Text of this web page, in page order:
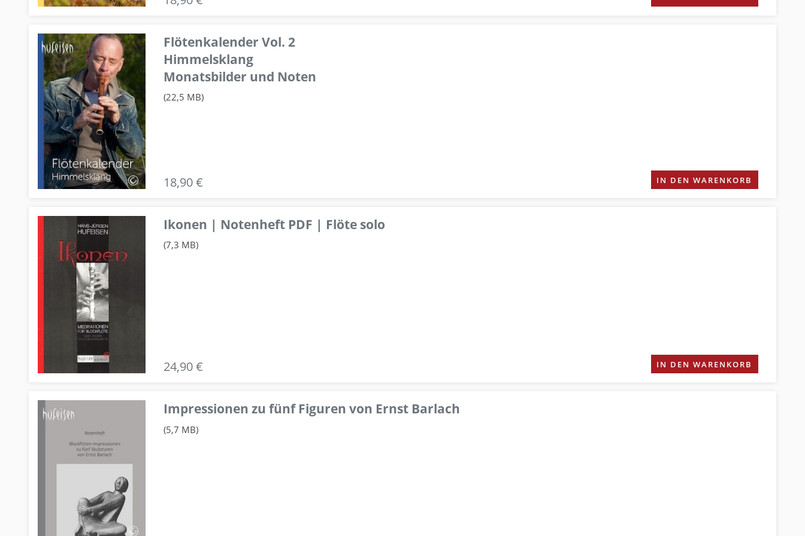
Flötenkalender Vol. 2
Himmelsklang
Monatsbilder und Noten
(22,5 MB)
18,90 € IN DEN WARENKORB
Ikonen | Notenheft PDF | Flöte solo
(7,3 MB)
24,90 € IN DEN WARENKORB
Impressionen zu fünf Figuren von Ernst Barlach
(5,7 MB)